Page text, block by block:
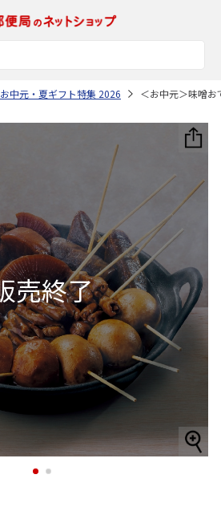
お中元・夏ギフト特集 2026 ＜お中元＞味噌
1 2